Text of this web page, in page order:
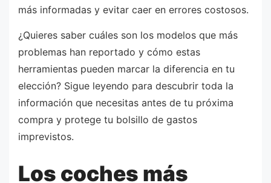
más informadas y evitar caer en errores costosos.
¿Quieres saber cuáles son los modelos que más
problemas han reportado y cómo estas
herramientas pueden marcar la diferencia en tu
elección? Sigue leyendo para descubrir toda la
información que necesitas antes de tu próxima
compra y protege tu bolsillo de gastos
imprevistos.
Los coches más